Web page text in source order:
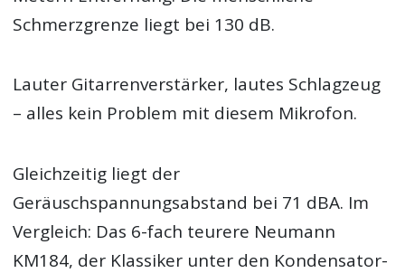
Schmerzgrenze liegt bei 130 dB.
Lauter Gitarrenverstärker, lautes Schlagzeug
– alles kein Problem mit diesem Mikrofon.
Gleichzeitig liegt der
Geräuschspannungsabstand bei 71 dBA. Im
Vergleich: Das 6-fach teurere Neumann
KM184, der Klassiker unter den Kondensator-